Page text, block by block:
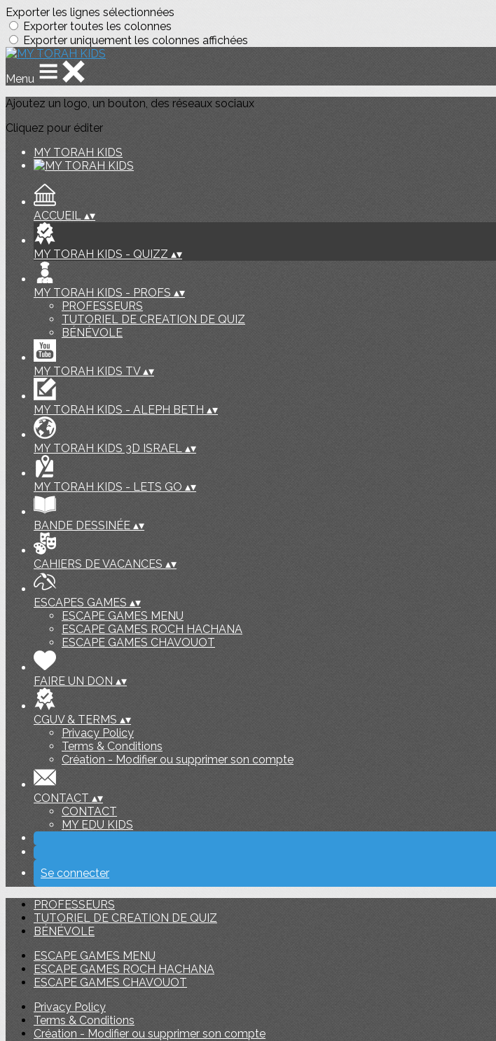
Exporter les lignes sélectionnées
Exporter toutes les colonnes
Exporter uniquement les colonnes affichées
Menu
Ajoutez un logo, un bouton, des réseaux sociaux
Cliquez pour éditer
MY TORAH KIDS
ACCUEIL ▴▾
MY TORAH KIDS - QUIZZ ▴▾
MY TORAH KIDS - PROFS ▴▾
PROFESSEURS
TUTORIEL DE CREATION DE QUIZ
BÉNÉVOLE
MY TORAH KIDS TV▴▾
MY TORAH KIDS - ALEPH BETH ▴▾
MY TORAH KIDS 3D ISRAEL ▴▾
MY TORAH KIDS - LETS GO ▴▾
BANDE DESSINÉE ▴▾
CAHIERS DE VACANCES ▴▾
ESCAPES GAMES ▴▾
ESCAPE GAMES MENU
ESCAPE GAMES ROCH HACHANA
ESCAPE GAMES CHAVOUOT
FAIRE UN DON ▴▾
CGUV & TERMS ▴▾
Privacy Policy
Terms & Conditions
Création - Modifier ou supprimer son compte
CONTACT ▴▾
CONTACT
MY EDU KIDS
Se connecter
PROFESSEURS
TUTORIEL DE CREATION DE QUIZ
BÉNÉVOLE
ESCAPE GAMES MENU
ESCAPE GAMES ROCH HACHANA
ESCAPE GAMES CHAVOUOT
Privacy Policy
Terms & Conditions
Création - Modifier ou supprimer son compte